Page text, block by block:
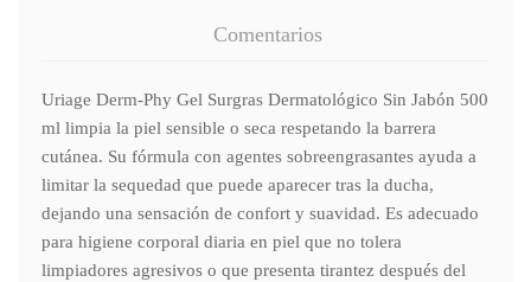
Comentarios
Uriage Derm-Phy Gel Surgras Dermatológico Sin Jabón 500
ml limpia la piel sensible o seca respetando la barrera
cutánea. Su fórmula con agentes sobreengrasantes ayuda a
limitar la sequedad que puede aparecer tras la ducha,
dejando una sensación de confort y suavidad. Es adecuado
para higiene corporal diaria en piel que no tolera
limpiadores agresivos o que presenta tirantez después del